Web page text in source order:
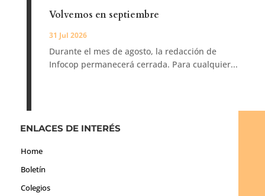
Volvemos en septiembre
31 Jul 2026
Durante el mes de agosto, la redacción de
Infocop permanecerá cerrada. Para cualquier...
ENLACES DE INTERÉS
Home
Boletín
Colegios